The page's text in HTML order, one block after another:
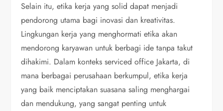
Selain itu, etika kerja yang solid dapat menjadi
pendorong utama bagi inovasi dan kreativitas.
Lingkungan kerja yang menghormati etika akan
mendorong karyawan untuk berbagi ide tanpa takut
dihakimi. Dalam konteks serviced office Jakarta, di
mana berbagai perusahaan berkumpul, etika kerja
yang baik menciptakan suasana saling menghargai
dan mendukung, yang sangat penting untuk